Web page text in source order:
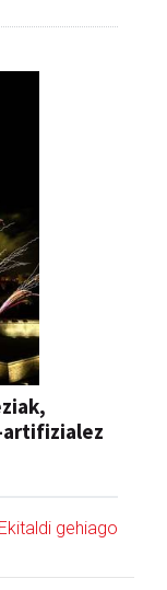
artifizialez
gehiago